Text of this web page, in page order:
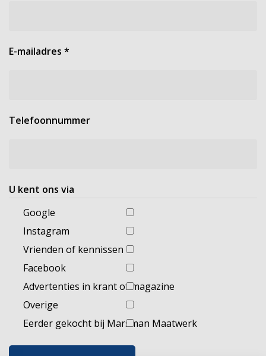
E-mailadres *
Telefoonnummer
U kent ons via
Google
Instagram
Vrienden of kennissen
Facebook
Advertenties in krant of magazine
Overige
Eerder gekocht bij Marsman Maatwerk